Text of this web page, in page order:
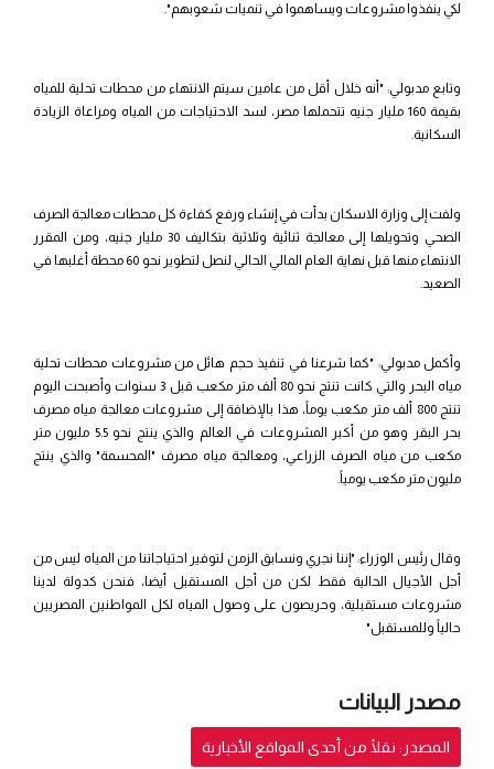
لكي ينفذوا مشروعات ويساهموا في تنميات شعوبهم".
وتابع مدبولي: "أنه خلال أقل من عامين سيتم الانتهاء من محطات تحلية للمياه
بقيمة 160 مليار جنيه تتحملها مصر، لسد الاحتياجات من المياه ومراعاة الزيادة
السكانية.
ولفت إلى وزارة الاسكان بدأت في إنشاء ورفع كفاءة كل محطات معالجة الصرف
الصحي وتحويلها إلى معالجة ثنائية وثلاثية بتكاليف 30 مليار جنيه، ومن المقرر
الانتهاء منها قبل نهاية العام المالي الحالي لنصل لتطوير نحو 60 محطة أغلبها في
الصعيد.
وأكمل مدبولي: "كما شرعنا في تنفيذ حجم هائل من مشروعات محطات تحلية
مياه البحر والتي كانت تنتج نحو 80 ألف متر مكعب قبل 3 سنوات وأصبحت اليوم
تنتج 800 ألف متر مكعب يوماً، هذا بالإضافة إلى مشروعات معالجة مياه مصرف
بحر البقر وهو من أكبر المشروعات في العالم والذي ينتج نحو 5.5 مليون متر
مكعب من مياه الصرف الزراعي، ومعالجة مياه مصرف "المحسمة" والذي ينتج
مليون متر مكعب يومياً.
وقال رئيس الوزراء: "إننا نجري ونسابق الزمن لتوفير احتياجاتنا من المياه ليس من
أجل الأجيال الحالية فقط لكن من أجل المستقبل أيضا، فنحن كدولة لدينا
مشروعات مستقبلية، وحريصون على وصول المياه لكل المواطنين المصريين
حالياً وللمستقبل"
مصدر البيانات
المصدر: نقلًا من أحدى المواقع الأخبارية